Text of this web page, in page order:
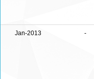
Jan-2013 -